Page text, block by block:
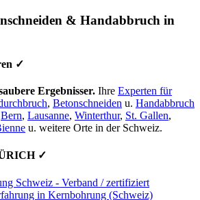
& Handabbruch in
✓
Ergebnisser. Ihre Experten für
, Betonschneiden u. Handabbruch
Bern, Lausanne, Winterthur, St. Gallen,
u. weitere Orte in der Schweiz.
✓